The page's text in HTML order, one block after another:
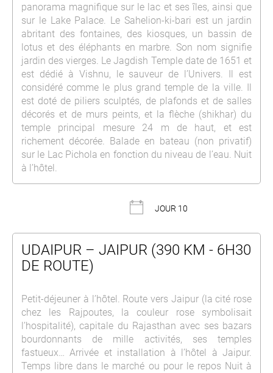
panorama magnifique sur le lac et ses îles, ainsi que
sur le Lake Palace. Le Sahelion-ki-bari est un jardin
abritant des fontaines, des kiosques, un bassin de
lotus et des éléphants en marbre. Son nom signifie
jardin des vierges. Le Jagdish Temple date de 1651 et
est dédié à Vishnu, le sauveur de l’Univers. Il est
considéré comme le plus grand temple de la ville. Il
est doté de piliers sculptés, de plafonds et de salles
décorés et de murs peints, et la flèche (shikhar) du
temple principal mesure 24 m de haut, et est
richement décorée. Balade en bateau (non privatif)
sur le Lac Pichola en fonction du niveau de l’eau. Nuit
à l’hôtel.
JOUR 10
UDAIPUR – JAIPUR (390 KM - 6H30
DE ROUTE)
Petit-déjeuner à l’hôtel. Route vers Jaipur (la cité rose
chez les Rajpoutes, la couleur rose symbolisait
l’hospitalité), capitale du Rajasthan avec ses bazars
bourdonnants de mille activités, ses temples
fastueux… Arrivée et installation à l’hôtel à Jaipur.
Temps libre dans le marché ou pour le repos Nuit à